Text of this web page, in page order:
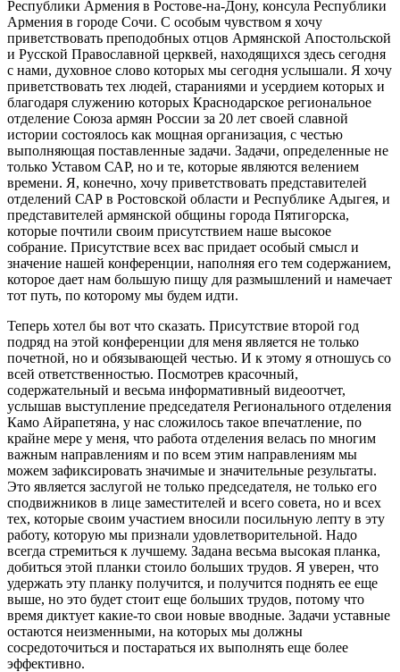
Республики Армения в Ростове-на-Дону, консула Республики
Армения в городе Сочи. С особым чувством я хочу
приветствовать преподобных отцов Армянской Апостольской
и Русской Православной церквей, находящихся здесь сегодня
с нами, духовное слово которых мы сегодня услышали. Я хочу
приветствовать тех людей, стараниями и усердием которых и
благодаря служению которых Краснодарское региональное
отделение Союза армян России за 20 лет своей славной
истории состоялось как мощная организация, с честью
выполняющая поставленные задачи. Задачи, определенные не
только Уставом САР, но и те, которые являются велением
времени. Я, конечно, хочу приветствовать представителей
отделений САР в Ростовской области и Республике Адыгея, и
представителей армянской общины города Пятигорска,
которые почтили своим присутствием наше высокое
собрание. Присутствие всех вас придает особый смысл и
значение нашей конференции, наполняя его тем содержанием,
которое дает нам большую пищу для размышлений и намечает
тот путь, по которому мы будем идти.
Теперь хотел бы вот что сказать. Присутствие второй год
подряд на этой конференции для меня является не только
почетной, но и обязывающей честью. И к этому я отношусь со
всей ответственностью. Посмотрев красочный,
содержательный и весьма информативный видеоотчет,
услышав выступление председателя Регионального отделения
Камо Айрапетяна, у нас сложилось такое впечатление, по
крайне мере у меня, что работа отделения велась по многим
важным направлениям и по всем этим направлениям мы
можем зафиксировать значимые и значительные результаты.
Это является заслугой не только председателя, не только его
сподвижников в лице заместителей и всего совета, но и всех
тех, которые своим участием вносили посильную лепту в эту
работу, которую мы признали удовлетворительной. Надо
всегда стремиться к лучшему. Задана весьма высокая планка,
добиться этой планки стоило больших трудов. Я уверен, что
удержать эту планку получится, и получится поднять ее еще
выше, но это будет стоит еще больших трудов, потому что
время диктует какие-то свои новые вводные. Задачи уставные
остаются неизменными, на которых мы должны
сосредоточиться и постараться их выполнять еще более
эффективно.